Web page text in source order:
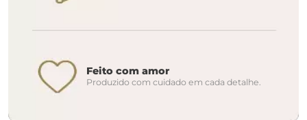
Feito com amor
Produzido com cuidado em cada detalhe.